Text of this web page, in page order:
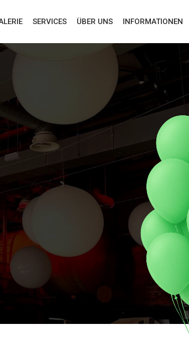
SERVICES ÜBER UNS INFORMATIONEN